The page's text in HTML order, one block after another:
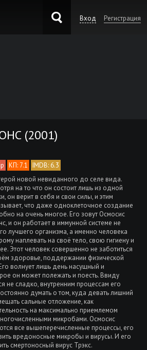
Вход Регистрация
(2001)
КП: 7.1 IMDB: 6.3
новой невиданного до селе вида.
на то что он состоит лишь из одной
он верит в себя и свои силы, и этим
что даже одноклеточное создание
на очень многое. Его зовут Осмосис
и он работает в иммунной системе не
лучшего организма, а именно человека
наплевать на своё тело, свою гигиену и
Этот человек совершенно не заботиться
здоровье, поддержании физической
волнует лишь день насущный и
он может полежать и поесть. Ввиду
не сладко, внутренним процессам его
думать о том, куда девать лишний
сальные отложение, как
на максимально приемлемом
микробами. Осмосис
все вышеперечисленные процессы, его
вредоносные микробы и вирусы. И его
смертоносный вирус Трэкс.